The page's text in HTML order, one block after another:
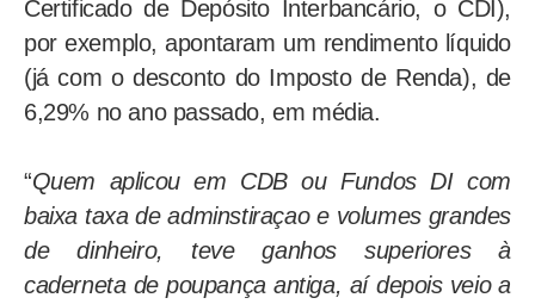
Certificado de Depósito Interbancário, o CDI),
por exemplo, apontaram um rendimento líquido
(já com o desconto do Imposto de Renda), de
6,29% no ano passado, em média.
“Quem aplicou em CDB ou Fundos DI com
baixa taxa de adminstiraçao e volumes grandes
de dinheiro, teve ganhos superiores à
caderneta de poupança antiga, aí depois veio a